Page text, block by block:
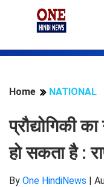
Home NATIONAL
प्रौद्योगिकी
हो सकता है :
By One HindiNews |